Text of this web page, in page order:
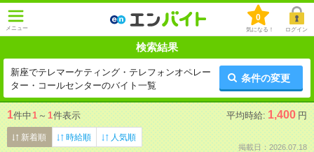
メニュー
0
気になる！ ログイン
検索結果
新座でテレマーケティング・テレフォンオペレー
ター・コールセンターのバイト一覧
条件の変更
1件中1 ～ 1件表示 平均時給: 1,400 円
新着順 時給順 人気順
掲載日：2026.07.18